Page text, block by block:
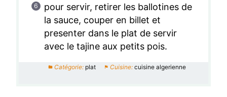
pour servir, retirer les ballotines de
la sauce, couper en billet et
presenter dans le plat de servir
avec le tajine aux petits pois.
Catégorie: plat Cuisine: cuisine algerienne